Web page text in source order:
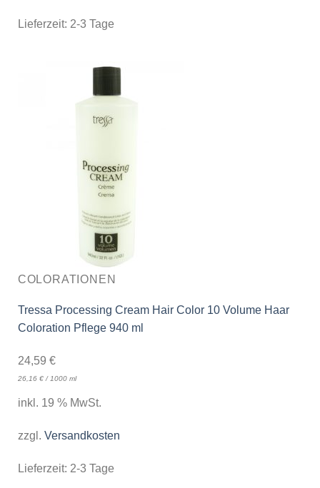
Lieferzeit: 2-3 Tage
COLORATIONEN
Tressa Processing Cream Hair Color 10 Volume Haar
Coloration Pflege 940 ml
24,59 €
26,16 €/ 1000 ml
inkl. 19 % MwSt.
zzgl. Versandkosten
Lieferzeit: 2-3 Tage